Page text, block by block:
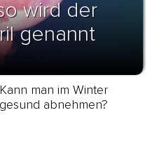
wird der
genannt
Kann man im Winter
gesund abnehmen?